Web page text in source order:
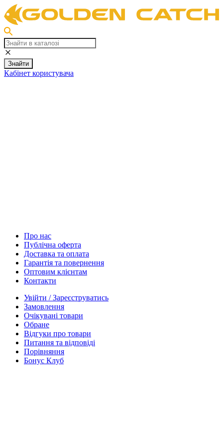
Знайти
Кабінет користувача
Про нас
Публічна оферта
Доставка та оплата
Гарантія та повернення
Оптовим клієнтам
Контакти
Увійти / Зареєструватись
Замовлення
Очікувані товари
Обране
Відгуки про товари
Питання та відповіді
Порівняння
Бонус Клуб